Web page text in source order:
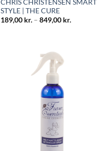
CHRIS CHRISTENSEN SMART
STYLE | THE CURE
189,00 kr.– 849,00 kr.